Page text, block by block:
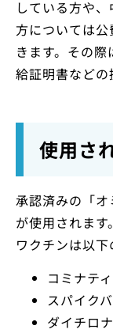
している方や
方については
きます。その
給証明書などの
使用さ
承認済みの「オ
が使用されま
ワクチンは以下
コミナテ
スパイク
ダイチロ